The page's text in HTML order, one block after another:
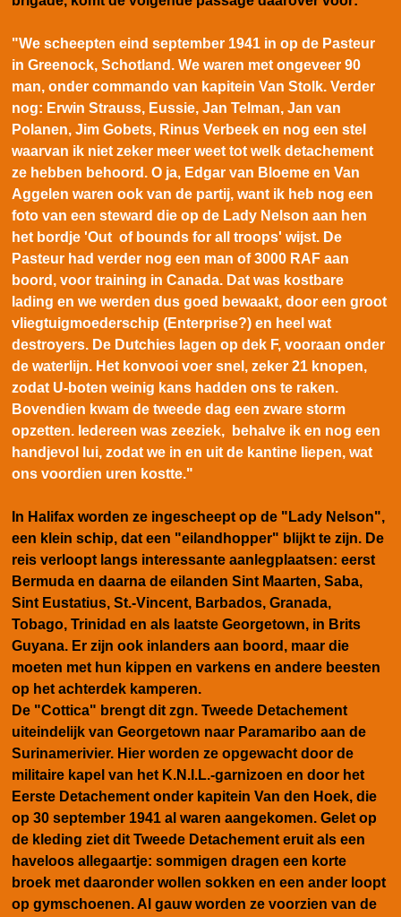
"We scheepten eind september 1941 in op de Pasteur
in Greenock, Schotland. We waren met ongeveer 90
man, onder commando van kapitein Van Stolk. Verder
nog: Erwin Strauss, Eussie, Jan Telman, Jan van
Polanen, Jim Gobets, Rinus Verbeek en nog een stel
waarvan ik niet zeker meer weet tot welk detachement
ze hebben behoord. O ja, Edgar van Bloeme en Van
Aggelen waren ook van de partij, want ik heb nog een
foto van een steward die op de Lady Nelson aan hen
het bordje 'Out of bounds for all troops' wijst. De
Pasteur had verder nog een man of 3000 RAF aan
boord, voor training in Canada. Dat was kostbare
lading en we werden dus goed bewaakt, door een groot
vliegtuigmoederschip (Enterprise?) en heel wat
destroyers. De Dutchies lagen op dek F, vooraan onder
de waterlijn. Het konvooi voer snel, zeker 21 knopen,
zodat U-boten weinig kans hadden ons te raken.
Bovendien kwam de tweede dag een zware storm
opzetten. Iedereen was zeeziek, behalve ik en nog een
handjevol lui, zodat we in en uit de kantine liepen, wat
ons voordien uren kostte."
In Halifax worden ze ingescheept op de "Lady Nelson",
een klein schip, dat een "eilandhopper" blijkt te zijn. De
reis verloopt langs interessante aanlegplaatsen: eerst
Bermuda en daarna de eilanden Sint Maarten, Saba,
Sint Eustatius, St.-Vincent, Barbados, Granada,
Tobago, Trinidad en als laatste Georgetown, in Brits
Guyana. Er zijn ook inlanders aan boord, maar die
moeten met hun kippen en varkens en andere beesten
op het achterdek kamperen.
De "Cottica" brengt dit zgn. Tweede Detachement
uiteindelijk van Georgetown naar Paramaribo aan de
Surinamerivier. Hier worden ze opgewacht door de
militaire kapel van het K.N.I.L.-garnizoen en door het
Eerste Detachement onder kapitein Van den Hoek, die
op 30 september 1941 al waren aangekomen. Gelet op
de kleding ziet dit Tweede Detachement eruit als een
haveloos allegaartje: sommigen dragen een korte
broek met daaronder wollen sokken en een ander loopt
op gymschoenen. Al gauw worden ze voorzien van de